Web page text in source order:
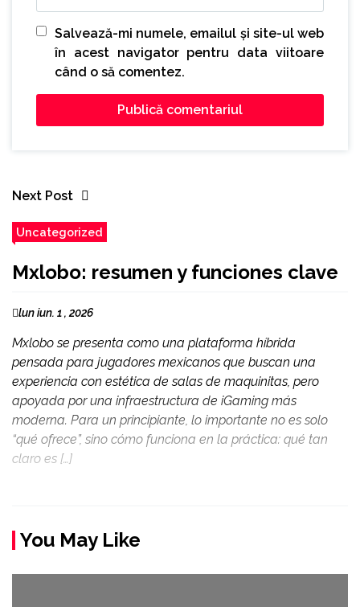
Salvează-mi numele, emailul și site-ul web
în acest navigator pentru data viitoare
când o să comentez.
Next Post
Uncategorized
Mxlobo: resumen y funciones clave
lun iun. 1 , 2026
Mxlobo se presenta como una plataforma híbrida
pensada para jugadores mexicanos que buscan una
experiencia con estética de salas de maquinitas, pero
apoyada por una infraestructura de iGaming más
moderna. Para un principiante, lo importante no es solo
“qué ofrece”, sino cómo funciona en la práctica: qué tan
claro es […]
You May Like